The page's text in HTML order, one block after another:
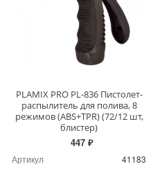
PLAMIX PRO PL-836 Пистолет-
распылитель для полива, 8
режимов (ABS+TPR) (72/12 шт,
блистер)
447 ₽
Артикул 41183